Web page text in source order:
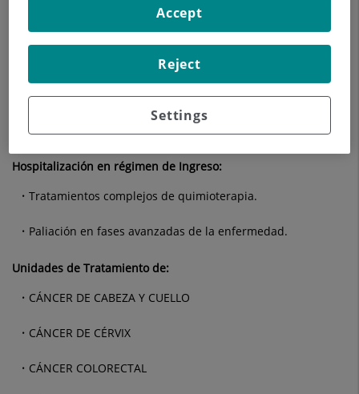
terapéutica.
Atención especial al control de los largos supervivientes
curados de su cáncer.
Hospitalización en régimen de Ingreso:
Tratamientos complejos de quimioterapia.
Paliación en fases avanzadas de la enfermedad.
Unidades de Tratamiento de:
CÁNCER DE CABEZA Y CUELLO
CÁNCER DE CÉRVIX
CÁNCER COLORECTAL
Settings
Reject
Accept